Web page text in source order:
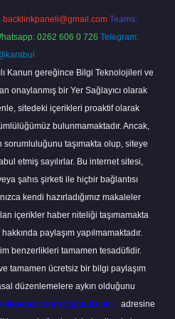
backlinkpaneli@gmail.com Teams:
0262 606 0 726 Telegram:
Kanun gereğince Bilgi Teknolojileri ve
onaylanmış bir Yer Sağlayıcı olarak
sitedeki içerikleri proaktif olarak
bulunmamaktadır. Ancak,
sorumluluğunu taşımakta olup, siteye
etmiş sayılırlar. Bu internet sitesi,
şahıs şirketi ile hiçbir bağlantısı
kendi hazırladığımız makaleler
içerikler haber niteliği taşımamakta
paylaşım yapılmamaktadır.
benzerlikleri tamamen tesadüfidir.
tamamen ücretsiz bir bilgi paylaşım
düzenlemelere aykırı olduğunu
adresine